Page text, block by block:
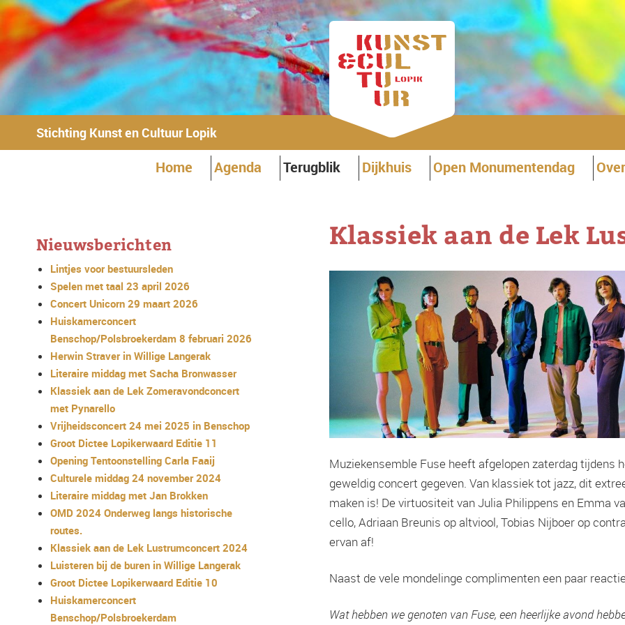
Stichting Kunst en Cultuur Lopik
Home Agenda Terugblik Dijkhuis Open Monumentendag
Nieuwsberichten
Lintjes voor bestuursleden
Spelen met taal 23 april 2026
Concert Unicorn 29 maart 2026
Huiskamerconcert
Benschop/Polsbroekerdam 8 februari 2026
Herwin Straver in Willige Langerak
Literaire middag met Sacha Bronwasser
Klassiek aan de Lek Zomeravondconcert
met Pynarello
Vrijheidsconcert 24 mei 2025 in Benschop
Groot Dictee Lopikerwaard Editie 11
Opening Tentoonstelling Carla Faaij
Culturele middag 24 november 2024
Literaire middag met Jan Brokken
OMD 2024 Onderweg langs historische
routes.
Klassiek aan de Lek Lustrumconcert 2024
Luisteren bij de buren in Willige Langerak
Groot Dictee Lopikerwaard Editie 10
Huiskamerconcert
Benschop/Polsbroekerdam
Klassiek aan de Lek
Muziekensemble Fuse heeft afgelopen zaterdag tijdens
geweldig concert gegeven. Van klassiek tot jazz, dit
maken is! De virtuositeit van Julia Philippens en Emma
cello, Adriaan Breunis op altviool, Tobias Nijboer op
ervan af!
Naast de vele mondelinge complimenten een paar
Wat hebben we genoten van Fuse, een heerlijke avond